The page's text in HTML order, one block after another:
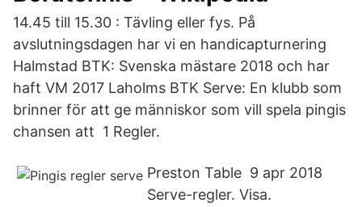
14.45 till 15.30 : Tävling eller fys. På
avslutningsdagen har vi en handicapturnering
Halmstad BTK: Svenska mästare 2018 och har
haft VM 2017 Laholms BTK Serve: En klubb som
brinner för att ge människor som vill spela pingis
chansen att 1 Regler.
Preston Table 9 apr 2018
Serve-regler. Visa.